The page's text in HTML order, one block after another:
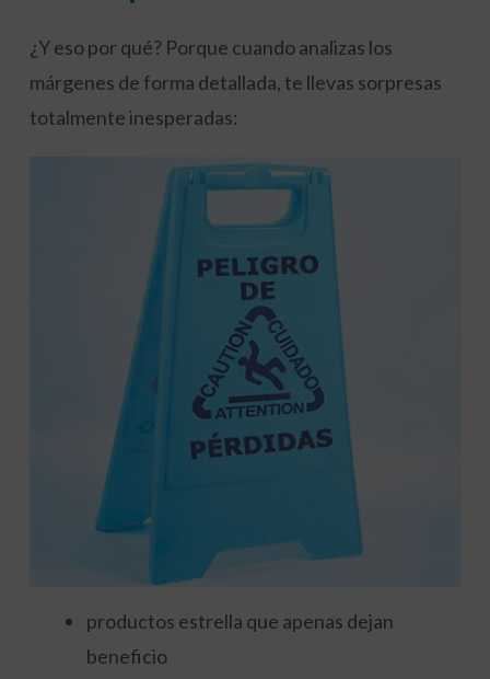
¿Y eso por qué? Porque cuando analizas los
márgenes de forma detallada, te llevas sorpresas
totalmente inesperadas:
productos estrella que apenas dejan
beneficio